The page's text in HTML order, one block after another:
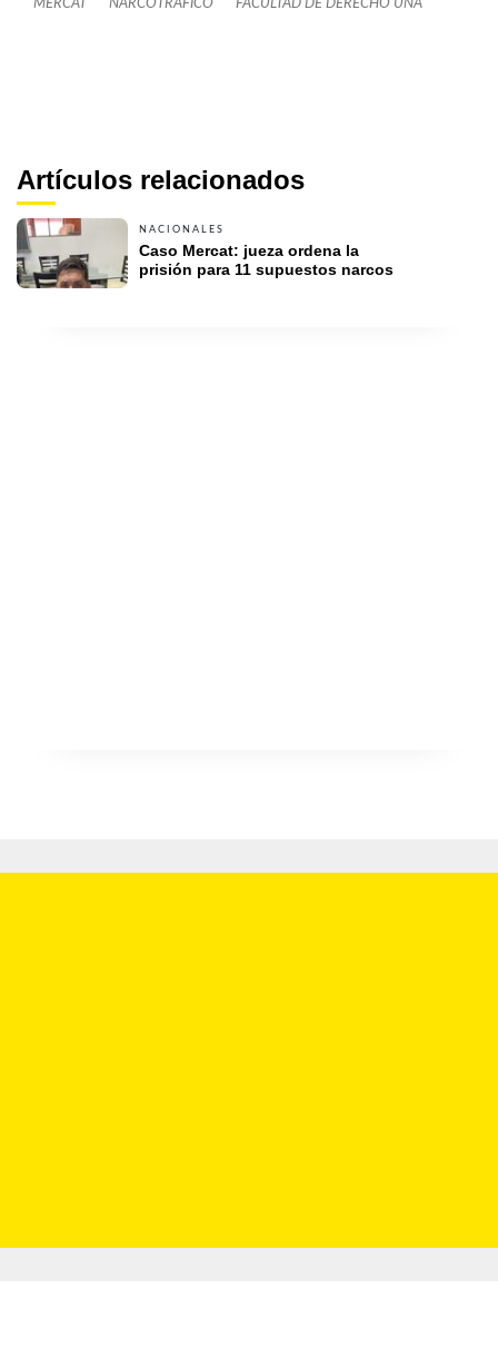
MERCAT NARCOTRAFICO FACULTAD DE DERECHO UNA
Artículos relacionados
NACIONALES
Caso Mercat: jueza ordena la
prisión para 11 supuestos narcos